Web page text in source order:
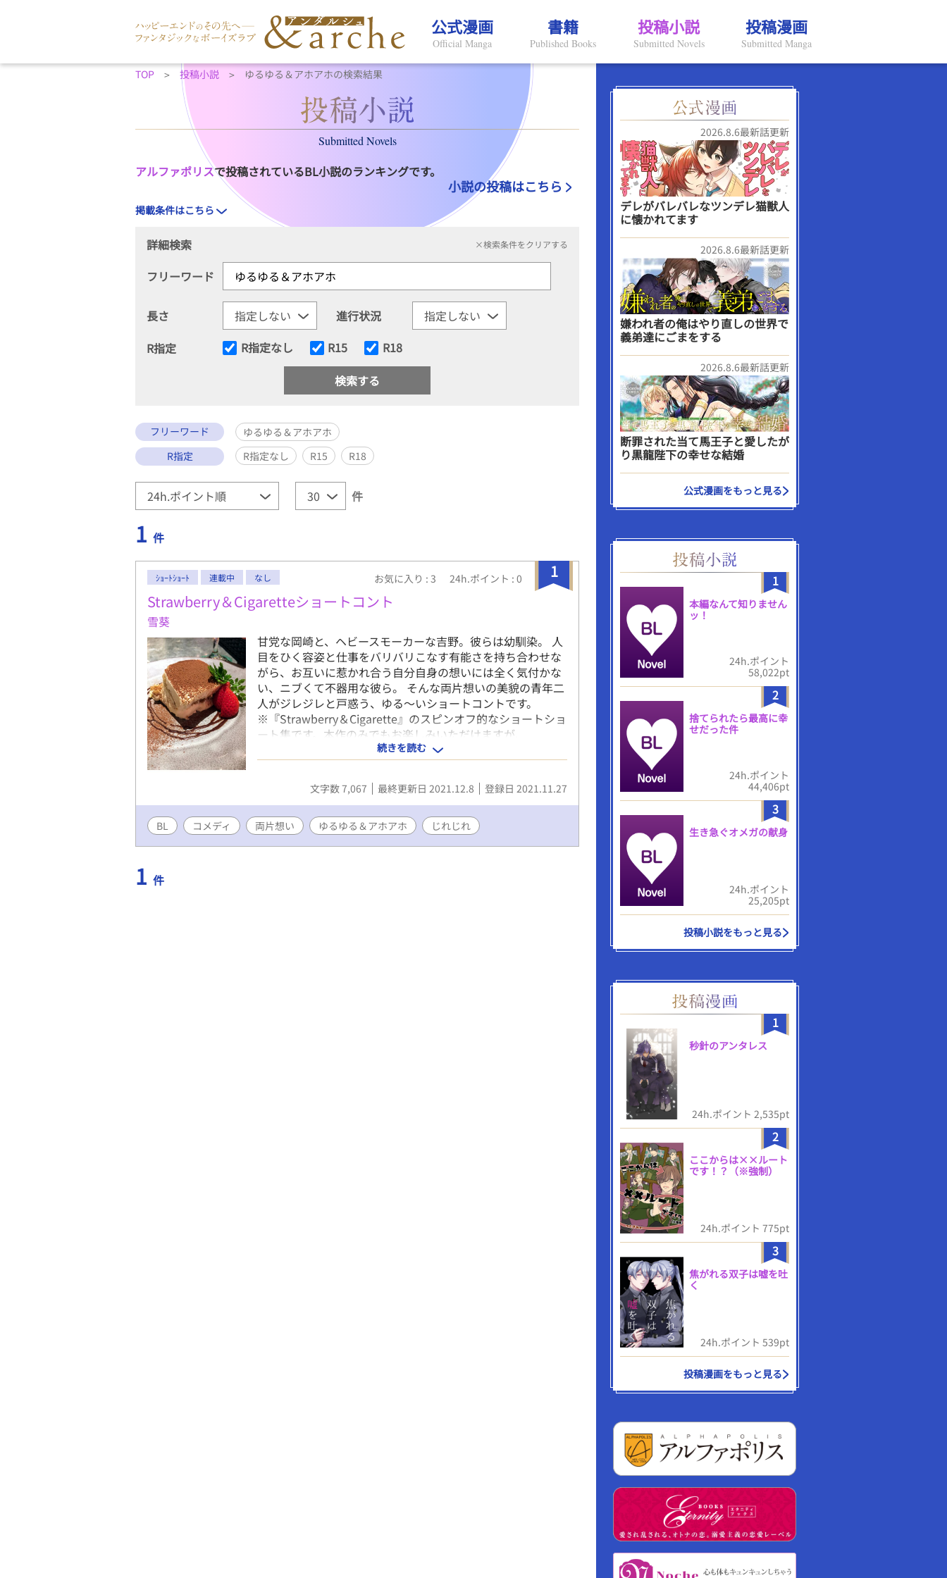
公式漫画
Official Manga
書籍
Published Books
投稿小説
Submitted Novels
投稿漫画
Submitted Manga
TOP 投稿小説 ゆるゆる＆アホアホの検索結果
Submitted Novels
アルファポリスで投稿されているBL小説のランキングです。
小説の投稿はこちら
掲載条件はこちら
詳細検索 ×検索条件をクリアする
フリーワード
長さ
進行状況
R指定
R指定なし R15 R18
フリーワード
ゆるゆる＆アホアホ
R指定
R指定なし R15 R18
件
1 件
1
ｼｮｰﾄｼｮｰﾄ 連載中 なし お気に入り : 3 24h.ポイント : 0
Strawberry＆Cigaretteショートコント
雪葵
甘党な岡崎と、ヘビースモーカーな吉野。彼らは幼馴染。 人
目をひく容姿と仕事をバリバリこなす有能さを持ち合わせな
がら、お互いに惹かれ合う自分自身の想いには全く気付かな
い、ニブくて不器用な彼ら。 そんな両片想いの美貌の青年二
人がジレジレと戸惑う、ゆる〜いショートコントです。
※『Strawberry＆Cigarette』のスピンオフ的なショートショ
ート集です。本作のみでもお楽しみいただけますが、
『Strawberry＆Cigarette』本編と合わせてお読みいただく
と、一層味わいが濃くなります。 〈登場人物紹介〉 岡崎：端
正な顔立ちに、かっちりと整えた艶やかな髪。すらりとしな
やかな細身。センスの良いメガネをかけた、知的で鋭利な美
やスポーティな髪型に、鍛えられたメリハリのある長身。涼
しげな瞳に凛々しい顔立ちの爽やかな美青年。興味の対象以
続きを読む
文字数 7,067 最終更新日 2021.12.8 登録日 2021.11.27
BL コメディ 両片想い ゆるゆる＆アホアホ じれじれ
1 件
2026.8.6最新話更新
デレがバレバレなツンデレ猫獣人
に懐かれてます
2026.8.6最新話更新
嫌われ者の俺はやり直しの世界で
義弟達にごまをする
2026.8.6最新話更新
断罪された当て馬王子と愛したが
り黒龍陛下の幸せな結婚
公式漫画をもっと見る
1
本編なんて知りません
ッ！
24h.ポイント
58,022pt
2
捨てられたら最高に幸
せだった件
24h.ポイント
44,406pt
3
生き急ぐオメガの献身
24h.ポイント
25,205pt
投稿小説をもっと見る
1
秒針のアンタレス
24h.ポイント 2,535pt
2
ここからは××ルート
です！？（※強制）
24h.ポイント 775pt
3
焦がれる双子は嘘を吐
く
24h.ポイント 539pt
投稿漫画をもっと見る